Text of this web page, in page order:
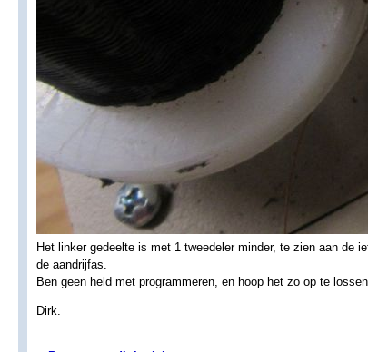
Het linker gedeelte is met 1 tweedeler minder, te zien aan de
de aandrijfas.
Ben geen held met programmeren, en hoop het zo op te lossen.
Dirk.